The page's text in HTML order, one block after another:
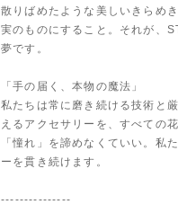
散りばめたような美しいきらめ
実のものにすること。それが、
夢です。
「手の届く、本物の魔法」
私たちは常に磨き続ける技術と
えるアクセサリーを、すべての
「憧れ」を諦めなくていい。私
ーを貫き続けます。
---------------